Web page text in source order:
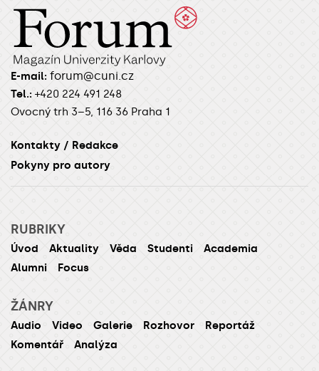
E-mail: forum@cuni.cz
Tel.: +420 224 491 248
Ovocný trh 3–5, 116 36 Praha 1
Kontakty / Redakce
Pokyny pro autory
RUBRIKY
Úvod Aktuality Věda Studenti
Academia
Alumni
Focus
ŽÁNRY
Audio Video Galerie Rozhovor
Reportáž
Komentář
Analýza